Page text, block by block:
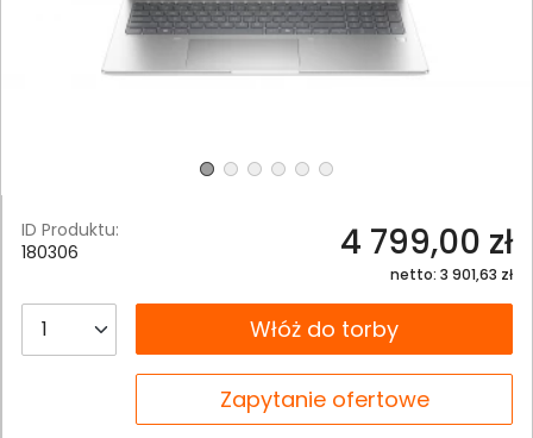
ID Produktu:
180306
4 799,00 zł
netto: 3 901,63 zł
__B2C.PRODUCT.QUANTITYWłóż do torby
Zapytanie ofertowe